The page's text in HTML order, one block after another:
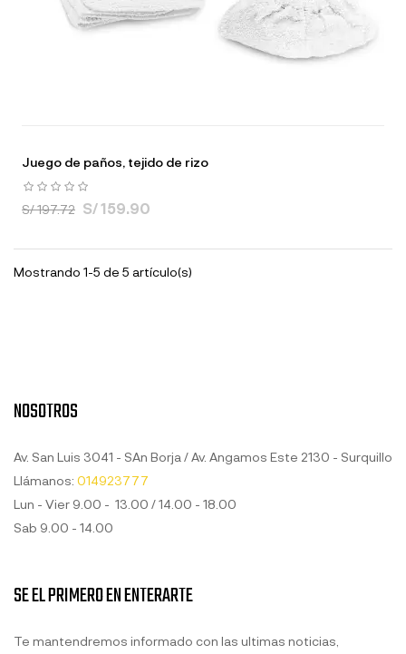
Juego de paños, tejido de rizo
S/ 197.72 S/ 159.90
Mostrando 1-5 de 5 artículo(s)
NOSOTROS
Av. San Luis 3041 - SAn Borja / Av. Angamos Este 2130 - Surquillo
Llámanos: 014923777
Lun - Vier 9.00 - 13.00 / 14.00 - 18.00
Sab 9.00 - 14.00
SE EL PRIMERO EN ENTERARTE
Te mantendremos informado con las ultimas noticias,